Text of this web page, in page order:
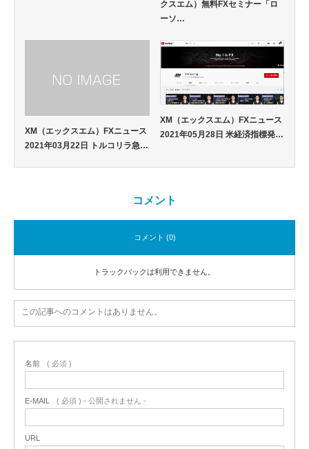
クスエム）無料FXセミナー「ロ
ーソ…
XM（エックスエム）FXニュース
2021年03月22日 トルコリラ急…
XM（エックスエム）FXニュース
2021年05月28日 米経済指標発…
コメント
コメント (0)
トラックバックは利用できません。
この記事へのコメントはありません。
名前 ( 必須 )
E-MAIL ( 必須 ) - 公開されません -
URL